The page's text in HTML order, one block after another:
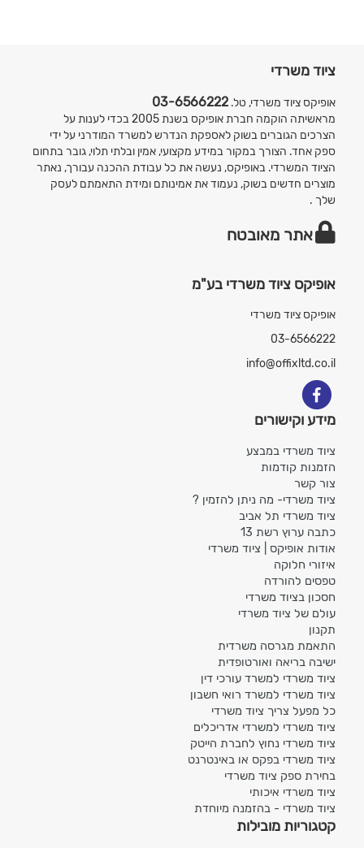
ציוד משרדי
אופיקס ציוד משרדי, טל. 03-6566222
מראשיתה הוקמה חברת אופיקס בשנת 2005 בכדי לענות על
הצרכים הגוברים בשוק לאספקת הנדרש למשרד המודרני על ידי
ספק אחד. הצורך במקור במידע מקצועי, אמין ובלתי תלוי, גובר בתחום
הציוד המשרדי. באופיקס, נעשה את כל עבודת ההכנה עבורך, נאתר
מוצרים חדשים בשוק, נעמוד את אמינותם ומידת התאמתם לעסק
שלך .
אתר מאובטח
אופיקס ציוד משרדי בע"מ
אופיקס ציוד משרדי
03-6566222
info@offixltd.co.il
מידע וקישורים
ציוד משרדי במבצע
הזמנות קודמות
צור קשר
ציוד משרדי- מה ניתן להזמין ?
ציוד משרדי תל אביב
כתבה ערוץ רשת 13
אודות אופיקס | ציוד משרדי
איזורי חלוקה
טפסים להורדה
חסכון בציוד משרדי
עולם של ציוד משרדי
תקנון
התאמת מגרסה משרדית
ישיבה בריאה ואורטופדית
ציוד משרדי למשרד עורכי דין
ציוד משרדי למשרד רואי חשבון
כל מפעל צריך ציוד משרדי
ציוד משרדי למשרדי אדריכלים
ציוד משרדי נחוץ לחברת הייטק
ציוד משרדי בפקס או באינטרנט
בחירת ספק ציוד משרדי
ציוד משרדי איכותי
ציוד משרדי - בהזמנה מיוחדת
קטגוריות מובילות